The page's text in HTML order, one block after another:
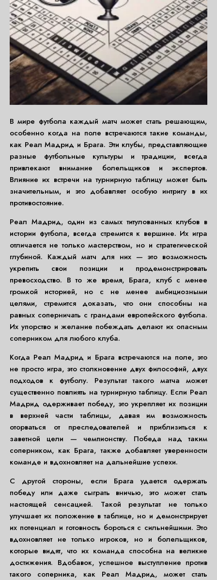
В мире футбола каждый матч может стать решающим,
особенно когда на поле встречаются такие команды,
как Реал Мадрид и Брага. Эти клубы, представляющие
разные футбольные культуры и традиции, всегда
привлекают внимание болельщиков и экспертов.
Влияние их встречи на турнирную таблицу может быть
значительным, и это добавляет особую интригу в их
противостояние.
Реал Мадрид, один из самых титулованных клубов в
истории футбола, всегда стремится к вершине. Их игра
отличается не только мастерством, но и стратегической
глубиной. Каждый матч для них — это возможность
укрепить свои позиции и продемонстрировать
превосходство. В то же время, Брага, клуб с менее
громкой историей, но с не менее амбициозными
целями, стремится доказать, что они способны на
равных соперничать с грандами европейского футбола.
Их упорство и желание побеждать делают их опасным
соперником для любого клуба.
Когда Реал Мадрид и Брага встречаются на поле, это
не просто игра, это столкновение двух философий, двух
подходов к футболу. Результат такого матча может
существенно повлиять на турнирную таблицу. Если Реал
Мадрид одерживает победу, это укрепляет их позиции
в верхней части таблицы, давая им возможность
оторваться от преследователей и приблизиться к
заветной цели — чемпионству. Победа над таким
соперником, как Брага, также добавляет уверенности
команде и вдохновляет на дальнейшие успехи.
С другой стороны, если Брага удается одержать
победу или даже сыграть вничью, это может стать
настоящей сенсацией. Такой результат не только
улучшает их положение в таблице, но и демонстрирует
их потенциал и готовность бороться с сильнейшими. Это
вдохновляет не только игроков, но и болельщиков,
которые видят, что их команда способна на великие
достижения. Вдобавок, успешное выступление против
такого соперника, как Реал Мадрид, может стать